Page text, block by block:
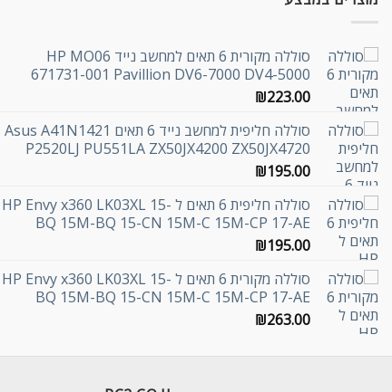
סוללה מקורית 6 תאים למחשב נייד HP MO06
671731-001 Pavillion DV6-7000 DV4-5000
₪223.00
סוללה חליפית למחשב נייד 6 תאים Asus A41N1421
P2520LJ PU551LA ZX50JX4200 ZX50JX4720
₪195.00
סוללה חליפית 6 תאים ל HP Envy x360 LK03XL 15-
BQ 15M-BQ 15-CN 15M-C 15M-CP 17-AE
₪195.00
סוללה מקורית 6 תאים ל HP Envy x360 LK03XL 15-
BQ 15M-BQ 15-CN 15M-C 15M-CP 17-AE
₪263.00